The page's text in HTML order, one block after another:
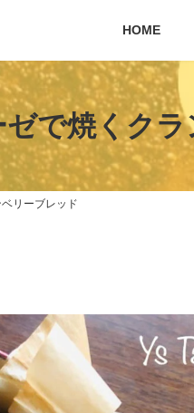
HOME
で焼くク
リーブレッド